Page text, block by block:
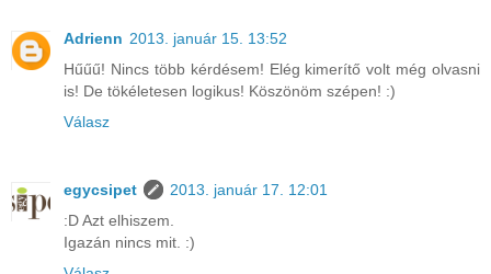
Adrienn 2013. január 15. 13:52
Hűűű! Nincs több kérdésem! Elég kimerítő volt még olvasni
is! De tökéletesen logikus! Köszönöm szépen! :)
Válasz
egycsipet
2013. január 17. 12:01
:D Azt elhiszem.
Igazán nincs mit. :)